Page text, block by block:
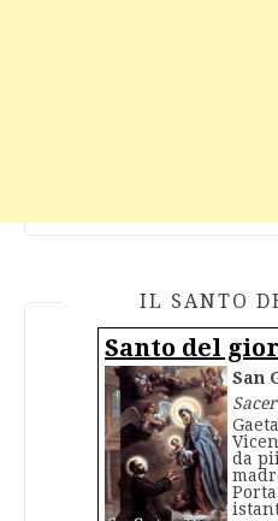
IL SANTO
Santo del
San
da